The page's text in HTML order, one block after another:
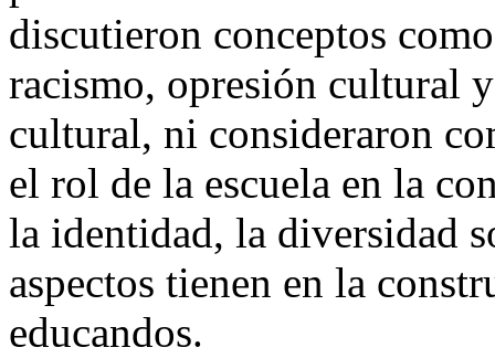
discutieron conceptos
racismo, opresión cultural
cultural, ni consideraron
el rol de la escuela en la
la identidad, la diversidad
aspectos tienen en la
educandos.